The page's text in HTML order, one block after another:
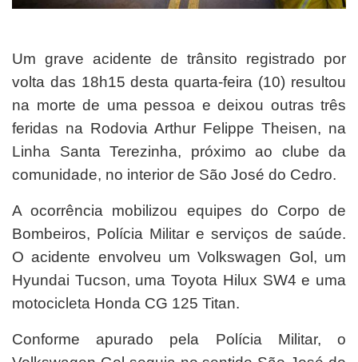
Um grave acidente de trânsito registrado por
volta das 18h15 desta quarta-feira (10) resultou
na morte de uma pessoa e deixou outras três
feridas na Rodovia Arthur Felippe Theisen, na
Linha Santa Terezinha, próximo ao clube da
comunidade, no interior de São José do Cedro.
A ocorrência mobilizou equipes do Corpo de
Bombeiros, Polícia Militar e serviços de saúde.
O acidente envolveu um Volkswagen Gol, um
Hyundai Tucson, uma Toyota Hilux SW4 e uma
motocicleta Honda CG 125 Titan.
Conforme apurado pela Polícia Militar, o